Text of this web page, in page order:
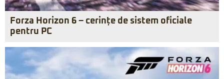
Forza Horizon 6 – cerințe de sistem oficiale
pentru PC